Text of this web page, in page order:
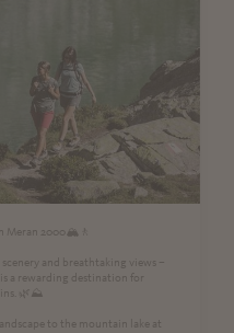
Meran 2000🏔️🚶
and breathtaking views –
a rewarding destination for
🌿⛰️
to the mountain lake at